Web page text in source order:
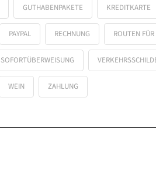
GUTHABENPAKETE KREDITKARTE
PAYPAL RECHNUNG ROUTEN
SOFORTÜBERWEISUNG
WEIN ZAHLUNG